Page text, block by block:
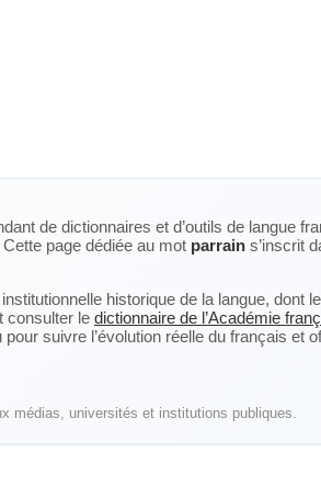
de dictionnaires et d’outils de langue
page dédiée au mot parrain s’inscrit
historique de la langue, dont
consulter le dictionnaire de l’Académie
suivre l’évolution réelle du français et
médias, universités et institutions publiques.